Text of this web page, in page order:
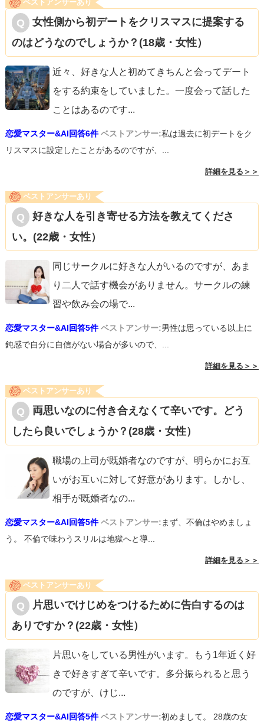
ベストアンサーあり
女性側から初デートをクリスマスに提案する
のはどうなのでしょうか？(18歳・女性）
近々、好きな人と初めてきちんと会ってデート
をする約束をしていました。一度会って話した
ことはあるのです...
恋愛マスター&AI回答6件 ベストアンサー:私は過去に初デートをク
リスマスに設定したことがあるのですが、...
詳細を見る＞＞
ベストアンサーあり
好きな人を引き寄せる方法を教えてくださ
い。(22歳・女性）
同じサークルに好きな人がいるのですが、あま
り二人で話す機会がありません。サークルの練
習や飲み会の場で...
恋愛マスター&AI回答5件 ベストアンサー:男性は思っている以上に
鈍感で自分に自信がない場合が多いので、...
詳細を見る＞＞
ベストアンサーあり
両思いなのに付き合えなくて辛いです。どう
したら良いでしょうか？(28歳・女性）
職場の上司が既婚者なのですが、明らかにお互
いがお互いに対して好意があります。しかし、
相手が既婚者なの...
恋愛マスター&AI回答5件 ベストアンサー:まず、不倫はやめましょ
う。 不倫で味わうスリルは地獄へと導...
詳細を見る＞＞
ベストアンサーあり
片思いでけじめをつけるために告白するのは
ありですか？(22歳・女性）
片思いをしている男性がいます。もう1年近く好
きで好きすぎて辛いです。多分振られると思う
のですが、けじ...
恋愛マスター&AI回答5件 ベストアンサー:初めまして。 28歳の女